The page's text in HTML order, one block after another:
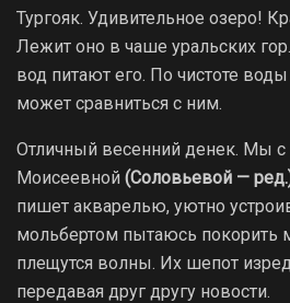
Тургояк. Удивительное озеро!
Лежит оно в чаше уральских
вод питают его. По чистоте
может сравниться с ним.
Отличный весенний денек. Мы с
Моисеевной (Соловьевой —
пишет акварелью, уютно
мольбертом пытаюсь покорить
плещутся волны. Их шепот
передавая друг другу новости.